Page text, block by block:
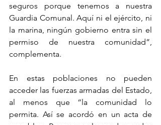
seguros porque tenemos a nuestra
Guardia Comunal. Aquí ni el ejército, ni
la marina, ningún gobierno entra sin el
permiso de nuestra comunidad”,
complementa.
En estas poblaciones no pueden
acceder las fuerzas armadas del Estado,
al menos que “la comunidad lo
permita. Así se acordó en un acta de